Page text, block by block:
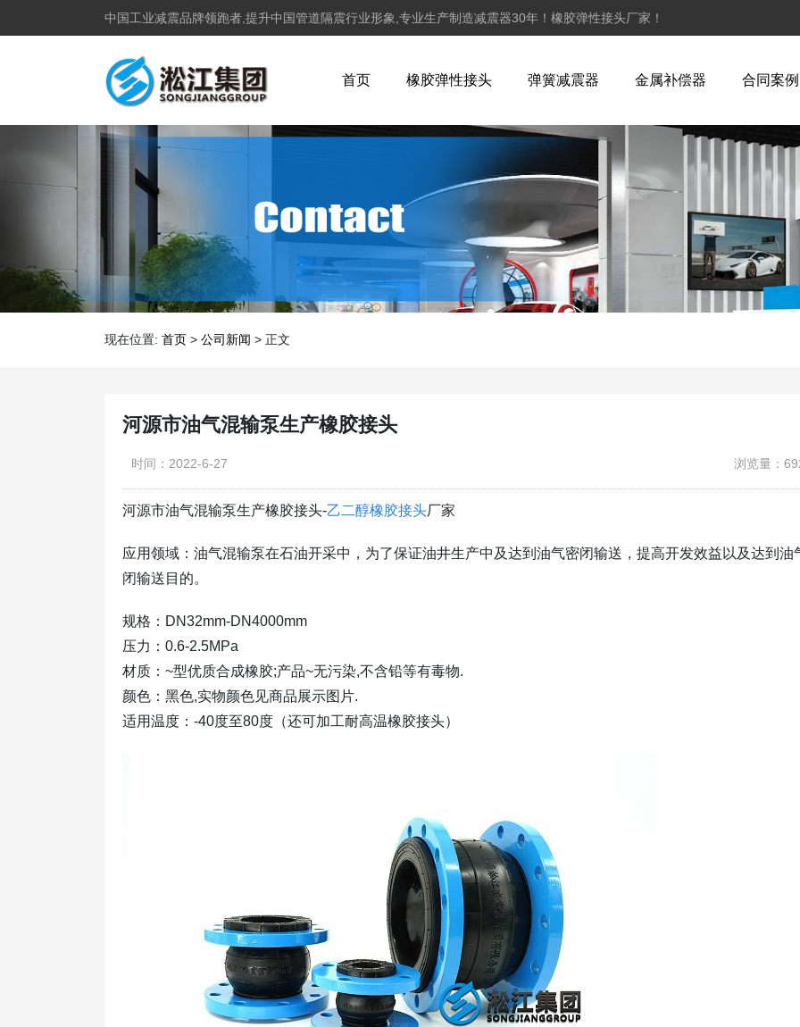
中国工业减震品牌领跑者,提升中国管道隔震行业形象,专业生产制造减震器30年！橡胶弹性接头厂家！
首页 橡胶弹性接头 弹簧减震器 金属补偿器 合同案例
现在位置: 首页 > 公司新闻 > 正文
河源市油气混输泵生产橡胶接头
时间：2022-6-27 浏览量：
河源市油气混输泵生产橡胶接头-乙二醇橡胶接头厂家
应用领域：油气混输泵在石油开采中，为了保证油井生产中及达到油气密闭输送，提高开发效益以及达到油
闭输送目的。
规格：DN32mm-DN4000mm
压力：0.6-2.5MPa
材质：~型优质合成橡胶;产品~无污染,不含铅等有毒物.
颜色：黑色,实物颜色见商品展示图片.
适用温度：-40度至80度（还可加工耐高温橡胶接头）